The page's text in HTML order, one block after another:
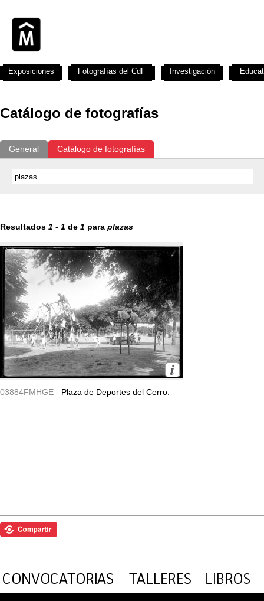
Catálogo de fotografías
General Catálogo de fotografías
Resultados 1 - 1 de 1 para plazas
03884FMHGE - Plaza de Deportes del Cerro.
Exposiciones Fotografías del CdF Investigación